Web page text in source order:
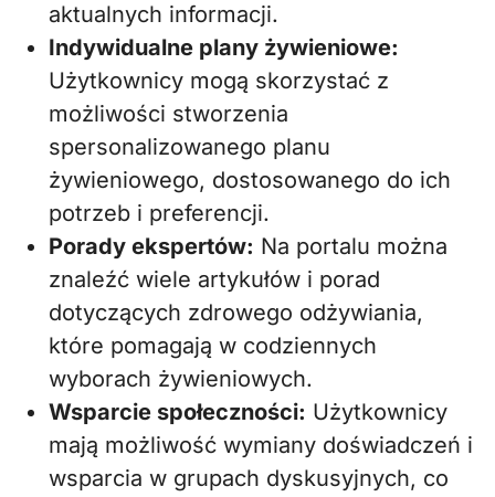
aktualnych informacji.
Indywidualne plany żywieniowe:
Użytkownicy mogą skorzystać z
możliwości stworzenia
spersonalizowanego planu
żywieniowego, dostosowanego do ich
potrzeb i preferencji.
Porady ekspertów: Na portalu można
znaleźć wiele artykułów i porad
dotyczących zdrowego odżywiania,
które pomagają w codziennych
wyborach żywieniowych.
Wsparcie społeczności: Użytkownicy
mają możliwość wymiany doświadczeń i
wsparcia w grupach dyskusyjnych, co